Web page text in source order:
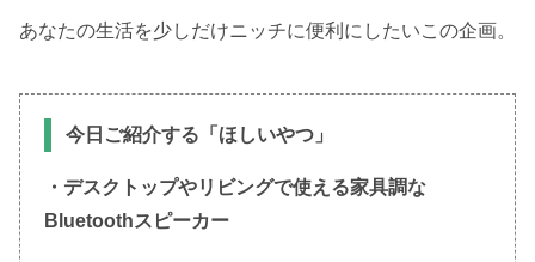
あなたの生活を少しだけニッチに便利にしたいこの企画。
今日ご紹介する「ほしいやつ」
・デスクトップやリビングで使える家具調な
Bluetoothスピーカー